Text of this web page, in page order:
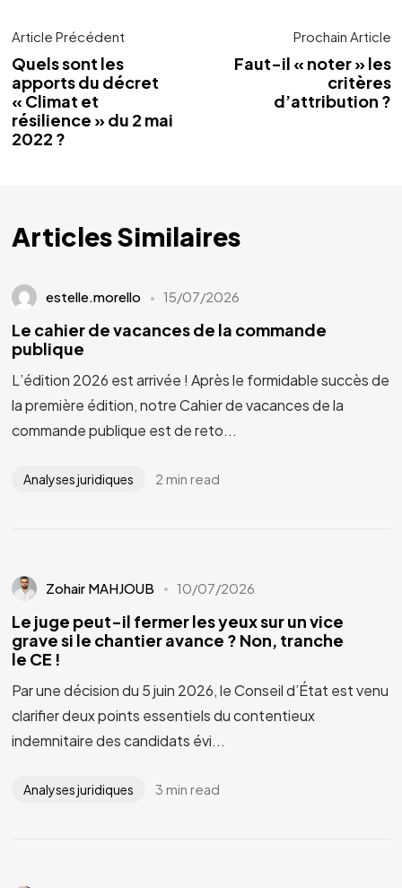
Article Précédent
Quels sont les
apports du décret
« Climat et
résilience » du 2 mai
2022 ?
Prochain Article
Faut-il « noter » les
critères
d’attribution ?
Articles Similaires
estelle.morello 15/07/2026
Le cahier de vacances de la commande
publique
L’édition 2026 est arrivée ! Après le formidable succès de
la première édition, notre Cahier de vacances de la
commande publique est de reto...
Analyses juridiques 2 min read
Zohair MAHJOUB 10/07/2026
Le juge peut-il fermer les yeux sur un vice
grave si le chantier avance ? Non, tranche
le CE !
Par une décision du 5 juin 2026, le Conseil d’État est venu
clarifier deux points essentiels du contentieux
indemnitaire des candidats évi...
Analyses juridiques 3 min read